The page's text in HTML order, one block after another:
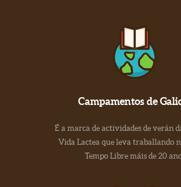
Campamentos de
É a marca de actividades de verán
Vida Lactea que leva traballando
Tempo Libre máis de 20